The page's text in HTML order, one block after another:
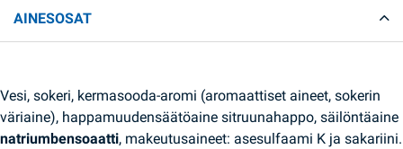
AINESOSAT
Vesi, sokeri, kermasooda-aromi (aromaattiset aineet, sokerin
väriaine), happamuudensäätöaine sitruunahappo, säilöntäaine
natriumbensoaatti, makeutusaineet: asesulfaami K ja sakariini.